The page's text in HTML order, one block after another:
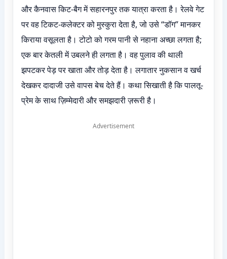
और कैनवास किट-बैग में सहारनपुर तक यात्रा करता है। रेलवे गेट
पर वह टिकट-कलेक्टर को मुस्कुरा देता है, जो उसे “डॉग” मानकर
किराया वसूलता है। टोटो को गरम पानी से नहाना अच्छा लगता है;
एक बार केतली में उबलने ही लगता है। वह पुलाव की थाली
झपटकर पेड़ पर खाता और तोड़ देता है। लगातार नुकसान व खर्च
देखकर दादाजी उसे वापस बेच देते हैं। कथा सिखाती है कि पालतू-
प्रेम के साथ ज़िम्मेदारी और समझदारी ज़रूरी है।
Advertisement